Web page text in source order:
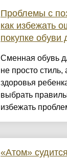
Проблемы с
как избежать
покупке
Сменная обувь
не просто
здоровья
выбрать
избежать
«Атом»